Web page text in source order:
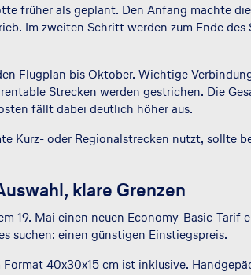
früher als geplant. Den Anfang machte
Im zweiten Schritt werden zum Ende
Flugplan bis Oktober. Wichtige
Strecken werden gestrichen. Die
fällt dabei deutlich höher aus.
Kurz- oder Regionalstrecken nutzt,
klare Grenzen
19. Mai einen neuen Economy-Basic-
suchen: einen günstigen Einstiegspreis.
40x30x15 cm ist inklusive.